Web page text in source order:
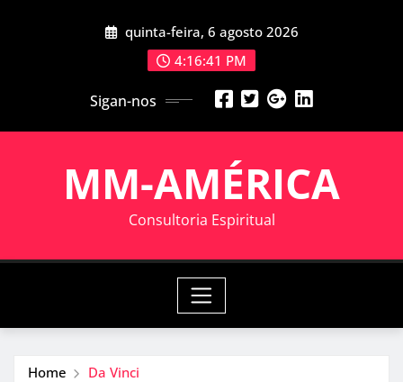
quinta-feira, 6 agosto 2026
4:16:41 PM
Sigan-nos
MM-AMÉRICA
Consultoria Espiritual
Home Da Vinci